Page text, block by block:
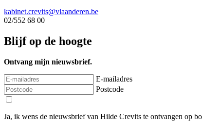
kabinet.crevits@vlaanderen.be
02/552 68 00
Blijf op de hoogte
Ontvang mijn nieuwsbrief.
E-mailadres
Postcode
Ja, ik wens de nieuwsbrief van Hilde Crevits te ontvangen op